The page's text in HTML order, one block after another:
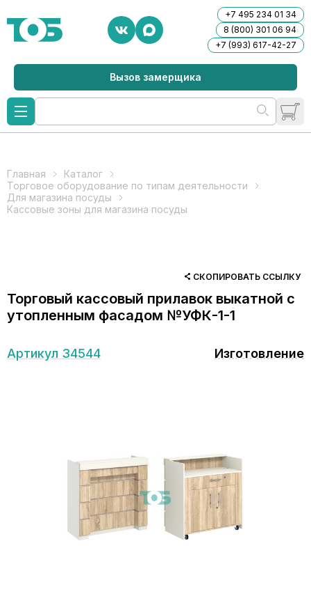
+7 495 234 01 34
8 (800) 301 06 94
+7 (993) 617-42-27
Вызов замерщика
Главная
Каталог
Торговое оборудование по типам деятельности
Для магазина посуды
Кассовые зоны для магазина посуды
СКОПИРОВАТЬ ССЫЛКУ
Торговый кассовый прилавок выкатной с
утопленным фасадом №УФК-1-1
Артикул 34544 Изготовление